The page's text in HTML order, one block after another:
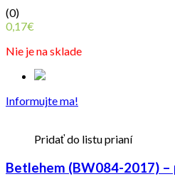
(0)
0,17€
Nie je na sklade
Informujte ma!
Pridať do listu prianí
Betlehem (BW084-2017) –